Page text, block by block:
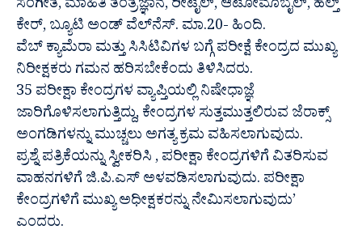
ಸಂಗೀತ, ಮಾಹಿತಿ ತಂತ್ರಜ್ಞಾನ, ರೀಟೈಲ್, ಆಟೋಮೊಬೈಲ್, ಹೆಲ್ತ್
ಕೇರ್, ಬ್ಯೂಟಿ ಅಂಡ್ ವೆಲ್‌ನೆಸ್. ಮಾ.20- ಹಿಂದಿ.
ವೆಬ್ ಕ್ಯಾಮೆರಾ ಮತ್ತು ಸಿಸಿಟಿವಿಗಳ ಬಗ್ಗೆ ಪರೀಕ್ಷೆ ಕೇಂದ್ರದ ಮುಖ್ಯ
ನಿರೀಕ್ಷಕರು ಗಮನ ಹರಿಸಬೇಕೆಂದು ತಿಳಿಸಿದರು.
35 ಪರೀಕ್ಷಾ ಕೇಂದ್ರಗಳ ವ್ಯಾಪ್ತಿಯಲ್ಲಿ ನಿಷೇಧಾಜ್ಞೆ
ಜಾರಿಗೊಳಿಸಲಾಗುತ್ತಿದ್ದು, ಕೇಂದ್ರಗಳ ಸುತ್ತಮುತ್ತಲಿರುವ ಜೆರಾಕ್ಸ್
ಅಂಗಡಿಗಳನ್ನು ಮುಚ್ಚಲು ಅಗತ್ಯ ಕ್ರಮ ವಹಿಸಲಾಗುವುದು.
ಪ್ರಶ್ನೆ ಪತ್ರಿಕೆಯನ್ನು ಸ್ವೀಕರಿಸಿ , ಪರೀಕ್ಷಾ ಕೇಂದ್ರಗಳಿಗೆ ವಿತರಿಸುವ
ವಾಹನಗಳಿಗೆ ಜಿ.ಪಿ.ಎಸ್ ಅಳವಡಿಸಲಾಗುವುದು. ಪರೀಕ್ಷಾ
ಕೇಂದ್ರಗಳಿಗೆ ಮುಖ್ಯ ಅಧೀಕ್ಷಕರನ್ನು ನೇಮಿಸಲಾಗುವುದು’
ಎಂದರು.